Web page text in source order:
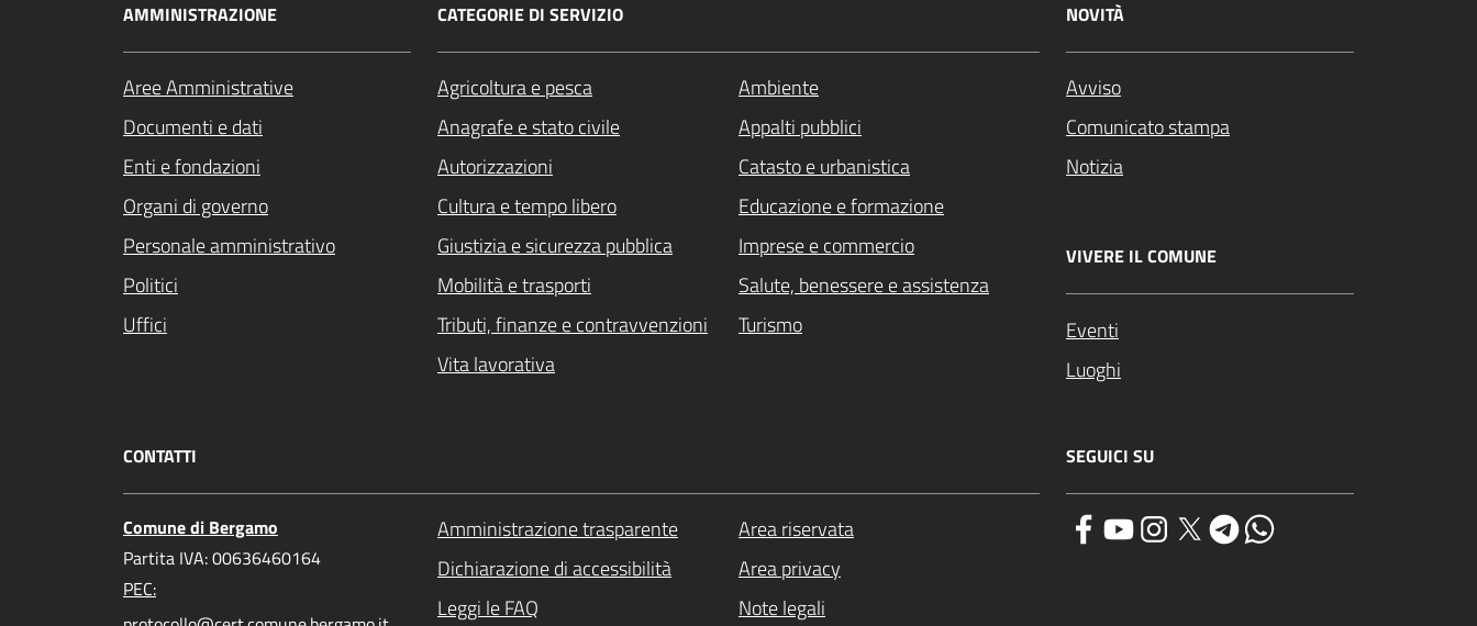
AMMINISTRAZIONE
Aree Amministrative
Documenti e dati
Enti e fondazioni
Organi di governo
Personale amministrativo
Politici
Uffici
CATEGORIE DI SERVIZIO
Agricoltura e pesca
Ambiente
Anagrafe e stato civile
Appalti pubblici
Autorizzazioni
Catasto e urbanistica
Cultura e tempo libero
Educazione e formazione
Giustizia e sicurezza pubblica
Imprese e commercio
Mobilità e trasporti
Salute, benessere e assistenza
Tributi, finanze e contravvenzioni
Turismo
Vita lavorativa
NOVITÀ
Avviso
Comunicato stampa
Notizia
VIVERE IL COMUNE
Eventi
Luoghi
CONTATTI
Comune di Bergamo
Partita IVA: 00636460164
PEC:
Amministrazione trasparente
Area riservata
Dichiarazione di accessibilità
Area privacy
Leggi le FAQ
Note legali
SEGUICI SU